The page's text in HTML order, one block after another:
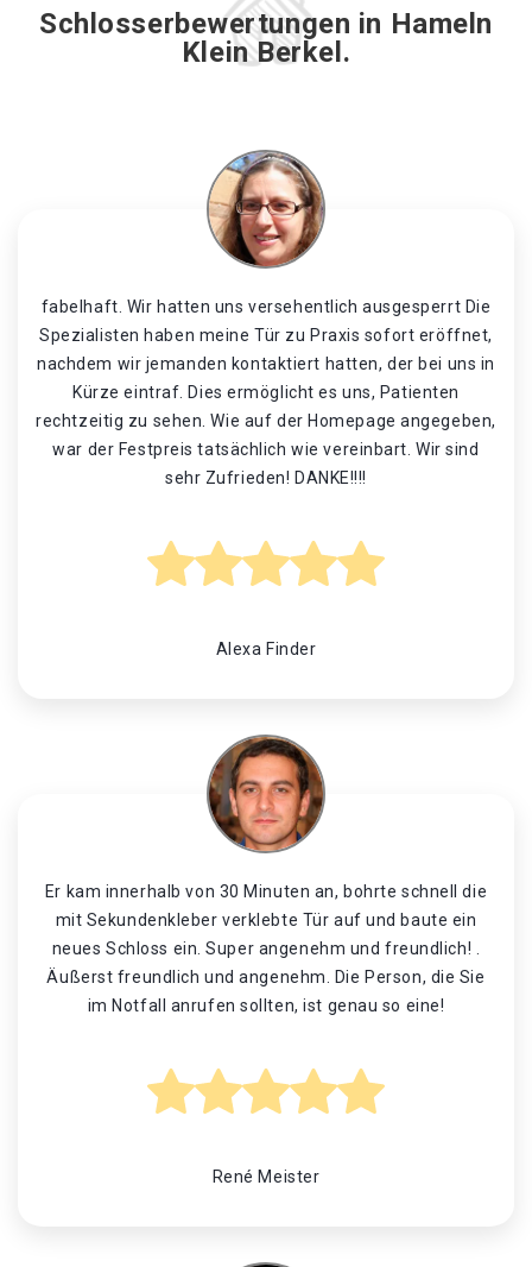
Schlosserbewertungen in Hameln
Klein Berkel.
fabelhaft. Wir hatten uns versehentlich ausgesperrt Die
Spezialisten haben meine Tür zu Praxis sofort eröffnet,
nachdem wir jemanden kontaktiert hatten, der bei uns in
Kürze eintraf. Dies ermöglicht es uns, Patienten
rechtzeitig zu sehen. Wie auf der Homepage angegeben,
war der Festpreis tatsächlich wie vereinbart. Wir sind
sehr Zufrieden! DANKE!!!!
Alexa Finder
Er kam innerhalb von 30 Minuten an, bohrte schnell die
mit Sekundenkleber verklebte Tür auf und baute ein
neues Schloss ein. Super angenehm und freundlich! .
Äußerst freundlich und angenehm. Die Person, die Sie
im Notfall anrufen sollten, ist genau so eine!
René Meister